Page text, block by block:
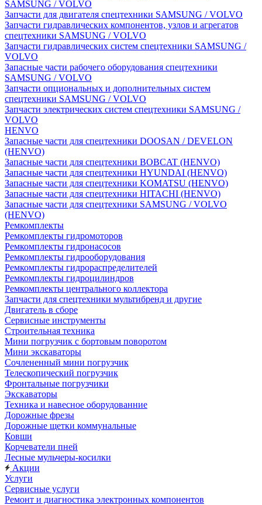
SAMSUNG / VOLVO
Запчасти для двигателя спецтехники SAMSUNG / VOLVO
Запчасти гидравлических компонентов, узлов и агрегатов
спецтехники SAMSUNG / VOLVO
Запчасти гидравлических систем спецтехники SAMSUNG /
VOLVO
Запасные части рабочего оборудования спецтехники
SAMSUNG / VOLVO
Запчасти опциональных и дополнительных систем
спецтехники SAMSUNG / VOLVO
Запчасти электрических систем спецтехники SAMSUNG /
VOLVO
HENVO
Запасные части для спецтехники DOOSAN / DEVELON
(HENVO)
Запасные части для спецтехники BOBCAT (HENVO)
Запасные части для спецтехники HYUNDAI (HENVO)
Запасные части для спецтехники KOMATSU (HENVO)
Запасные части для спецтехники HITACHI (HENVO)
Запасные части для спецтехники SAMSUNG / VOLVO
(HENVO)
Ремкомплекты
Ремкомплекты гидромоторов
Ремкомплекты гидронасосов
Ремкомплекты гидрооборудования
Ремкомплекты гидрораспределителей
Ремкомплекты гидроцилиндров
Ремкомплекты центрального коллектора
Запчасти для спецтехники мультибренд и другие
Двигатель в сборе
Сервисные инструменты
Строительная техника
Мини погрузчик с бортовым поворотом
Мини экскаваторы
Сочлененный мини погрузчик
Телескопический погрузчик
Фронтальные погрузчики
Экскаваторы
Техника и навесное оборудованние
Дорожные фрезы
Дорожные щетки коммунальные
Ковши
Корчеватели пней
Лесные мульчеры-косилки
Акции
Услуги
Сервисные услуги
Ремонт и диагностика электронных компонентов